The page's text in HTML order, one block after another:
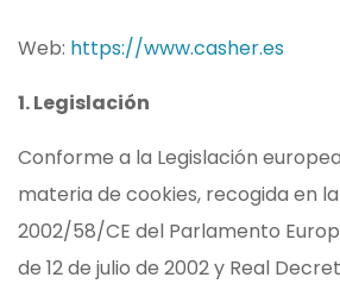
Web: https://www.casher.es
1. Legislación
Conforme a la Legislación
materia de cookies, recogida en
2002/58/CE del Parlamento
de 12 de julio de 2002 y Real